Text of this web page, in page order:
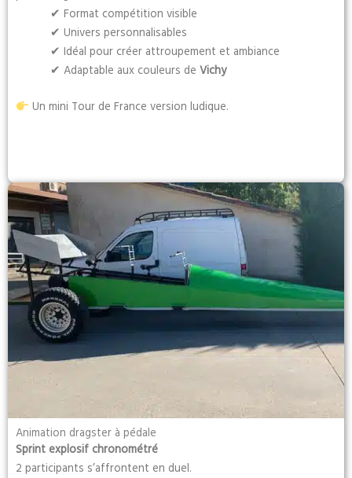
✔ Format compétition visible
✔ Univers personnalisables
✔ Idéal pour créer attroupement et ambiance
✔ Adaptable aux couleurs de Vichy
Un mini Tour de France version ludique.
Animation dragster à pédale
Sprint explosif chronométré
2 participants s’affrontent en duel.